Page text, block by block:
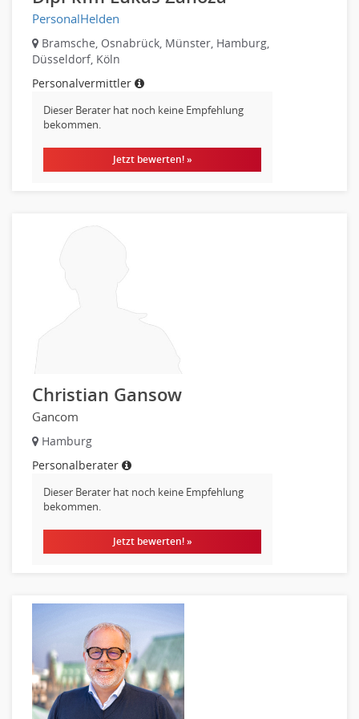
Nahrungsmittelherstellung, -verarbeitung
Raumgestaltung
Reiseverkehr, Touristik
Sicherheitsdienste, Schutzdienste
Bauwesen
Elektrotechnik, Elektronik
Energie und Umwelttechnik
Fertigungstechnik
Leitung, Teamleitung
Luft- und Raumfahrttechnik
Maschinenbau
Medizintechnik
Brandschutz
Prozessmanagement
Qualitätsmanagement
Technische Dokumentation
Technischer Systemplaner, Bauzeichner
Veranstaltungstechnik
Wirtschaftsingenieur
Technisches Gebäudemanagement (TGM)
Anwendungsadministration
Consulting, Engineering
Data Warehouse, Business Intelligence
PersonalHelden
Bramsche, Osnabrück, Münster, Hamburg,
Düsseldorf, Köln
Personalvermittler
Dieser Berater hat noch keine Empfehlung
bekommen.
Jetzt bewerten! »
Christian Gansow
Gancom
Hamburg
Personalberater
Dieser Berater hat noch keine Empfehlung
bekommen.
Jetzt bewerten! »